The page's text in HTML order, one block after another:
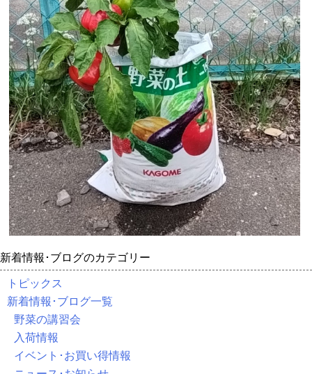
新着情報･ブログのカテゴリー
トピックス
新着情報･ブログ一覧
野菜の講習会
入荷情報
イベント･お買い得情報